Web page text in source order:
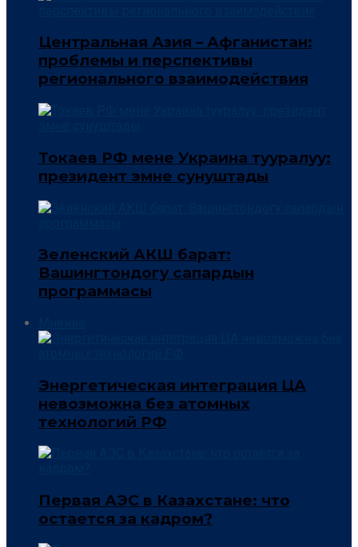
Центральная Азия – Афганистан:
проблемы и перспективы
регионального взаимодействия
Токаев РФ мене Украина тууралуу:
президент эмне сунуштады
Зеленский АКШ барат:
Вашингтондогу сапардын
программасы
Энергетическая интеграция ЦА
невозможна без атомных
технологий РФ
Первая АЭС в Казахстане: что
остается за кадром?